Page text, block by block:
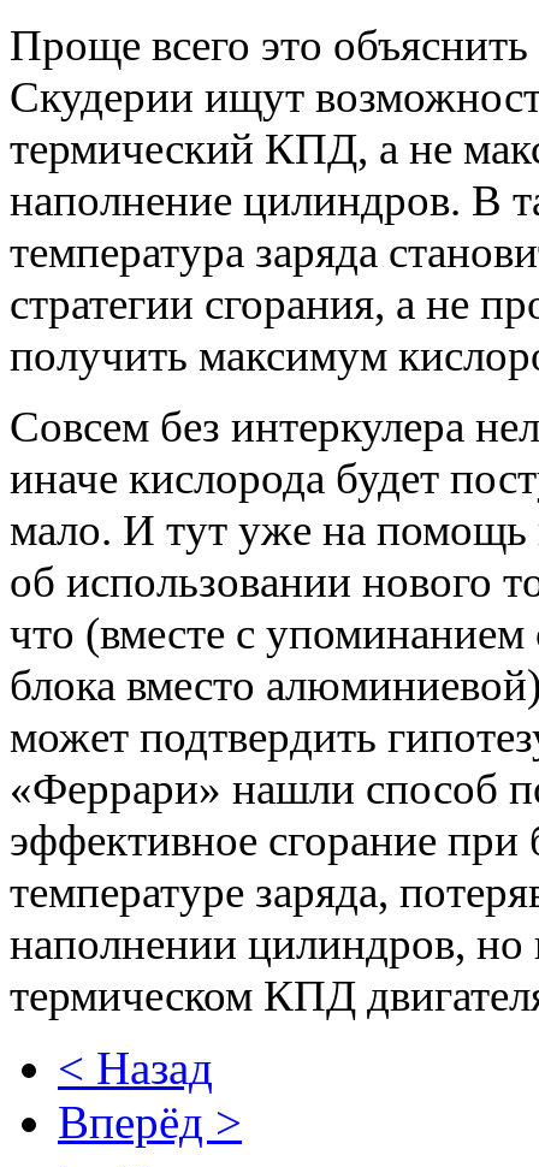
Проще всего это
Скудерии ищут
термический КПД, а не
наполнение цилиндров. В
температура заряда
стратегии сгорания, а не
получить максимум
Совсем без интеркулера
иначе кислорода будет
мало. И тут уже на помощь
об использовании нового
что (вместе с упоминанием
блока вместо
может подтвердить
«Феррари» нашли способ
эффективное сгорание при
температуре заряда,
наполнении цилиндров,
термическом КПД
< Назад
Вперёд >